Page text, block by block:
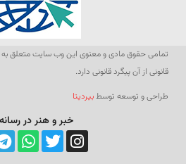
تمامی حقوق مادی و معنوی این وب سایت متعلق به
قانونی از آن پیگرد قانونی دارد.
طراحی و توسعه توسطبیردیتا
خبر و هنر در